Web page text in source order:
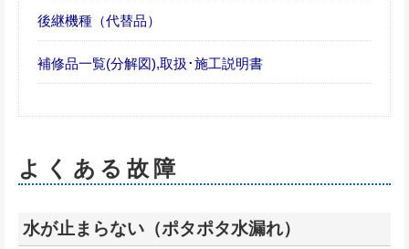
後継機種（代替品）
補修品一覧(分解図),取扱･施工説明書
よくある故障
水が止まらない（ポタポタ水漏れ）